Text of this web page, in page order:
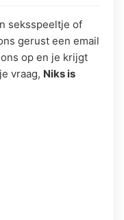
seksspeeltje of
gerust een email
op en je krijgt
vraag, Niks is